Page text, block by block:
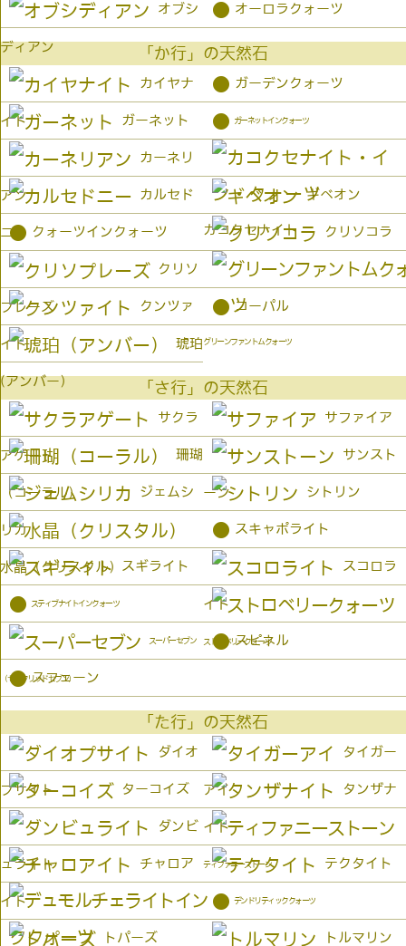
オブシ
ディアン
● オーロラクォーツ
「か行」の天然石
カイヤナ
イト
● ガーデンクォーツ
ガーネット ● ガーネットインクォーツ
カーネリ
アン
カコクセナイト
カルセド
ニー
ギベオン
● クォーツインクォーツ クリソコラ
クリソ
プレーズ
グリーンファントムクォーツ
クンツァ
イト
● コーパル
琥珀
(アンバー） 「さ行」の天然石
サクラ
アゲート
サファイア
珊瑚
（コーラル）
サンスト
ーン
ジェムシ
リカ
シトリン
水晶（クリスタル）
● スキャポライト
スギライト スコロラ
イト
● スティブナイトインクォーツ
ストロベリークォーツ
スーパーセブン
（セイクリッドセブン）
● スピネル
● スフェーン
「た行」の天然石
ダイオ
プサイト
タイガー
アイ
ターコイズ タンザナ
イト
ダンビ
ュライト ティファニーストーン
チャロア
イト
テクタイト
● デンドリティッククォーツ
トパーズ トルマリン